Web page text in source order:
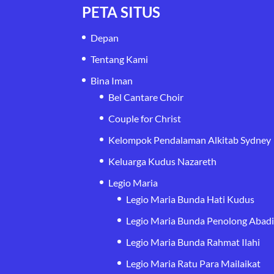
PETA SITUS
Depan
Tentang Kami
Bina Iman
Bel Cantare Choir
Couple for Christ
Kelompok Pendalaman Alkitab Sydney
Keluarga Kudus Nazareth
Legio Maria
Legio Maria Bunda Hati Kudus
Legio Maria Bunda Penolong Abadi
Legio Maria Bunda Rahmat Ilahi
Legio Maria Ratu Para Mailaikat